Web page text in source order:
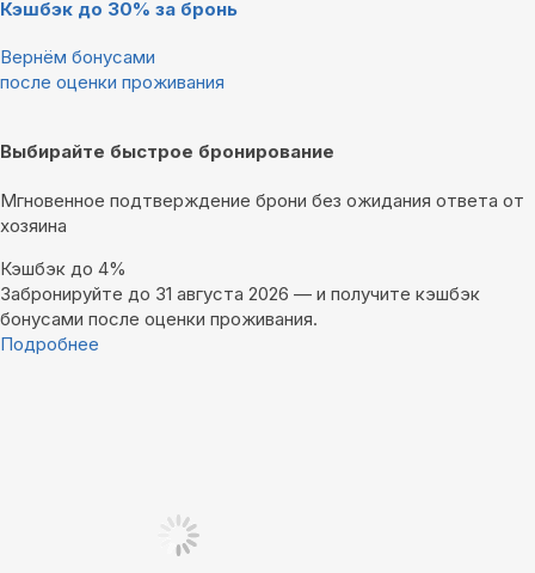
Кэшбэк до 30% за бронь
Вернём бонусами
после оценки проживания
Выбирайте быстрое бронирование
Мгновенное подтверждение брони без ожидания ответа от
хозяина
Кэшбэк до 4%
Забронируйте до 31 августа 2026 — и получите кэшбэк
бонусами после оценки проживания.
Подробнее